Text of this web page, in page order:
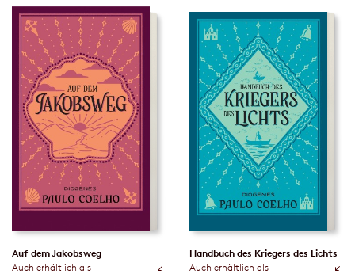
Auf dem Jakobsweg
Auch erhältlich als
Handbuch des Kriegers des Lichts
Auch erhältlich als